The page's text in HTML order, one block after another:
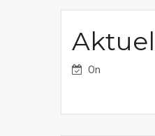
On